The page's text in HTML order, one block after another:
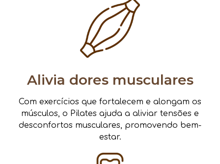
Alivia dores musculares
Com exercícios que fortalecem e alongam os
músculos, o Pilates ajuda a aliviar tensões e
desconfortos musculares, promovendo bem-
estar.